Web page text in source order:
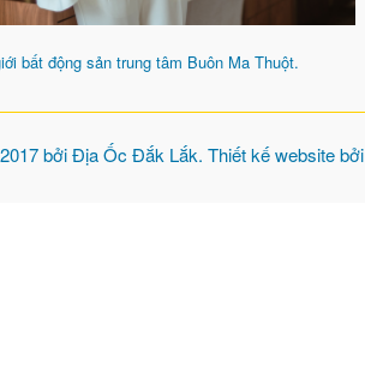
bất động sản trung tâm Buôn Ma Thuột.
bởiĐịa Ốc Đắk Lắk. Thiết kế website bởi